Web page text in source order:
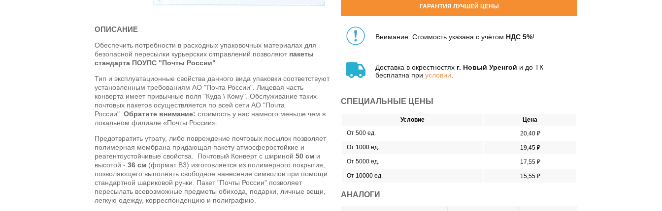
ГАРАНТИЯ ЛУЧШЕЙ ЦЕНЫ
Внимание: Стоимость указана с учётом НДС 5%!
Доставка в окрестностях г. Новый Уренгой и до ТК
бесплатна при условии
СПЕЦИАЛЬНЫЕ ЦЕНЫ
Условие
Цена
От 500 ед.
20,40 ₽
От 1000 ед.
19,45 ₽
От 5000 ед.
17,55 ₽
От 10000 ед.
15,55 ₽
АНАЛОГИ
ОПИСАНИЕ
Обеспечить потребности в расходных упаковочных материалах для
безопасной пересылки курьерских отправлений позволяют пакеты
стандарта ПОУПС "Почты России"
Тип и эксплуатационные свойства данного вида упаковки соответствуют
установленным требованиям АО "Почта России". Лицевая часть
конверта имеет привычные поля "Куда \ Кому". Обслуживание таких
почтовых пакетов осуществляется по всей сети АО "Почта
России". Обратите внимание: стоимость у нас намного меньше чем в
локальном филиале «Почты России».
Предотвратить утрату, либо повреждение почтовых посылок позволяет
полимерная мембрана придающая пакету атмосферостойкие и
реагентоустойчивые свойства. Почтовый Конверт с шириной 50 см и
высотой - 36 см (формат В3) изготовляется из полимерного покрытия,
позволяющего выполнять свободное нанесение символов при помощи
стандартной шариковой ручки. Пакет "Почты России" позволяет
пересылать всевозможные предметы обихода, подарки, личные вещи,
легкую одежду, корреспонденцию и полиграфию.